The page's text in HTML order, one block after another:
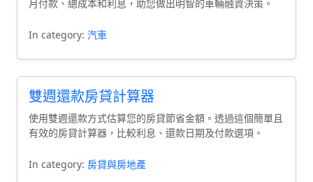
月付款、總成本和利息，助您做出明智的車輛融資決策。
In category: 汽車
雙週還款房貸計算器
使用雙週還款方式估算您的房貸節省金額。透過這個簡單且
有效的房貸計算器，比較利息、還款日期及付款選項。
In category: 房貸與房地產